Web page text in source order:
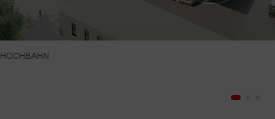
HOCHBAHN